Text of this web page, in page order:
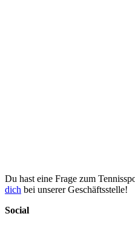
Du hast eine Frage zum
dich bei unserer Geschäftsstelle!
Social